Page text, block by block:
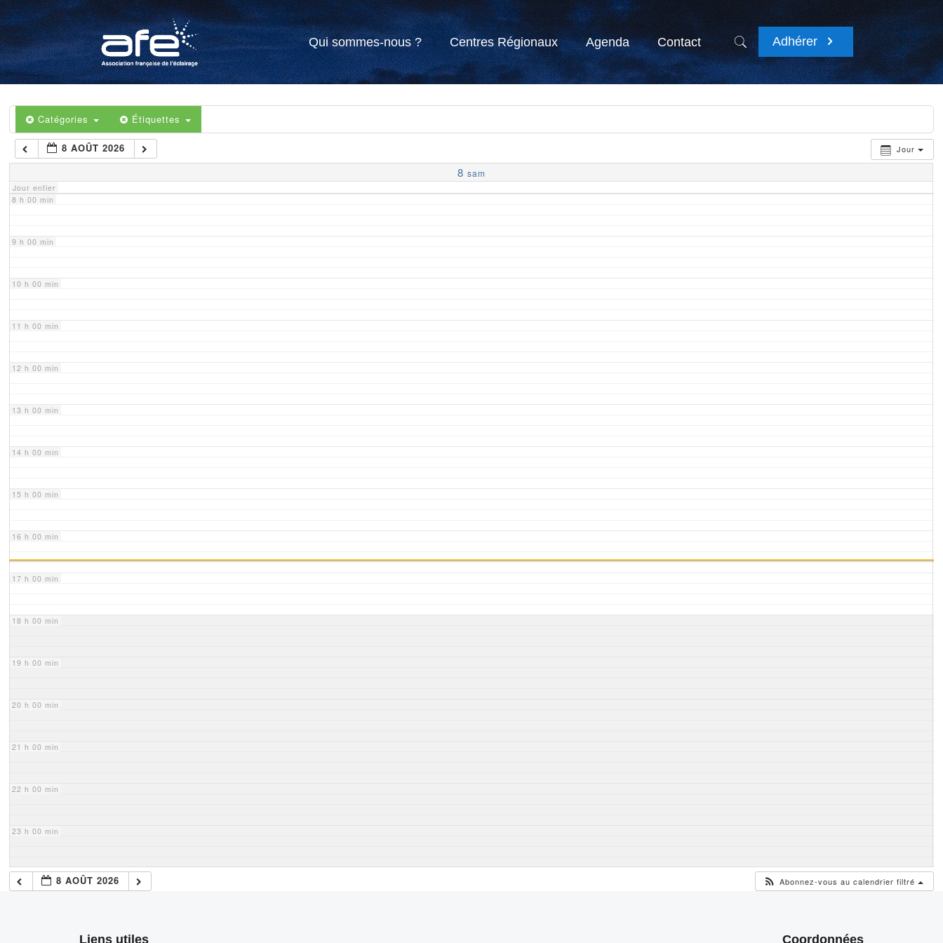
Qui sommes-nous ? Centres Régionaux Agenda Contact Adhérer
Catégories Étiquettes
Jour
8 AOÛT 2026
8 sam
Jour entier
4 h 00 min
5 h 00 min
6 h 00 min
7 h 00 min
8 h 00 min
9 h 00 min
10 h 00 min
11 h 00 min
12 h 00 min
13 h 00 min
14 h 00 min
15 h 00 min
16 h 00 min
17 h 00 min
18 h 00 min
19 h 00 min
20 h 00 min
21 h 00 min
22 h 00 min
23 h 00 min
8 AOÛT 2026 Abonnez-vous au calendrier filtré
Liens utiles Coordonnées